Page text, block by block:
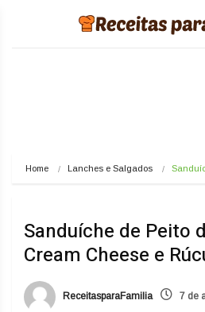
Home Lanches e Salgados
Sanduíche de Peito
Cream Cheese e
ReceitasparaFamilia 7 de